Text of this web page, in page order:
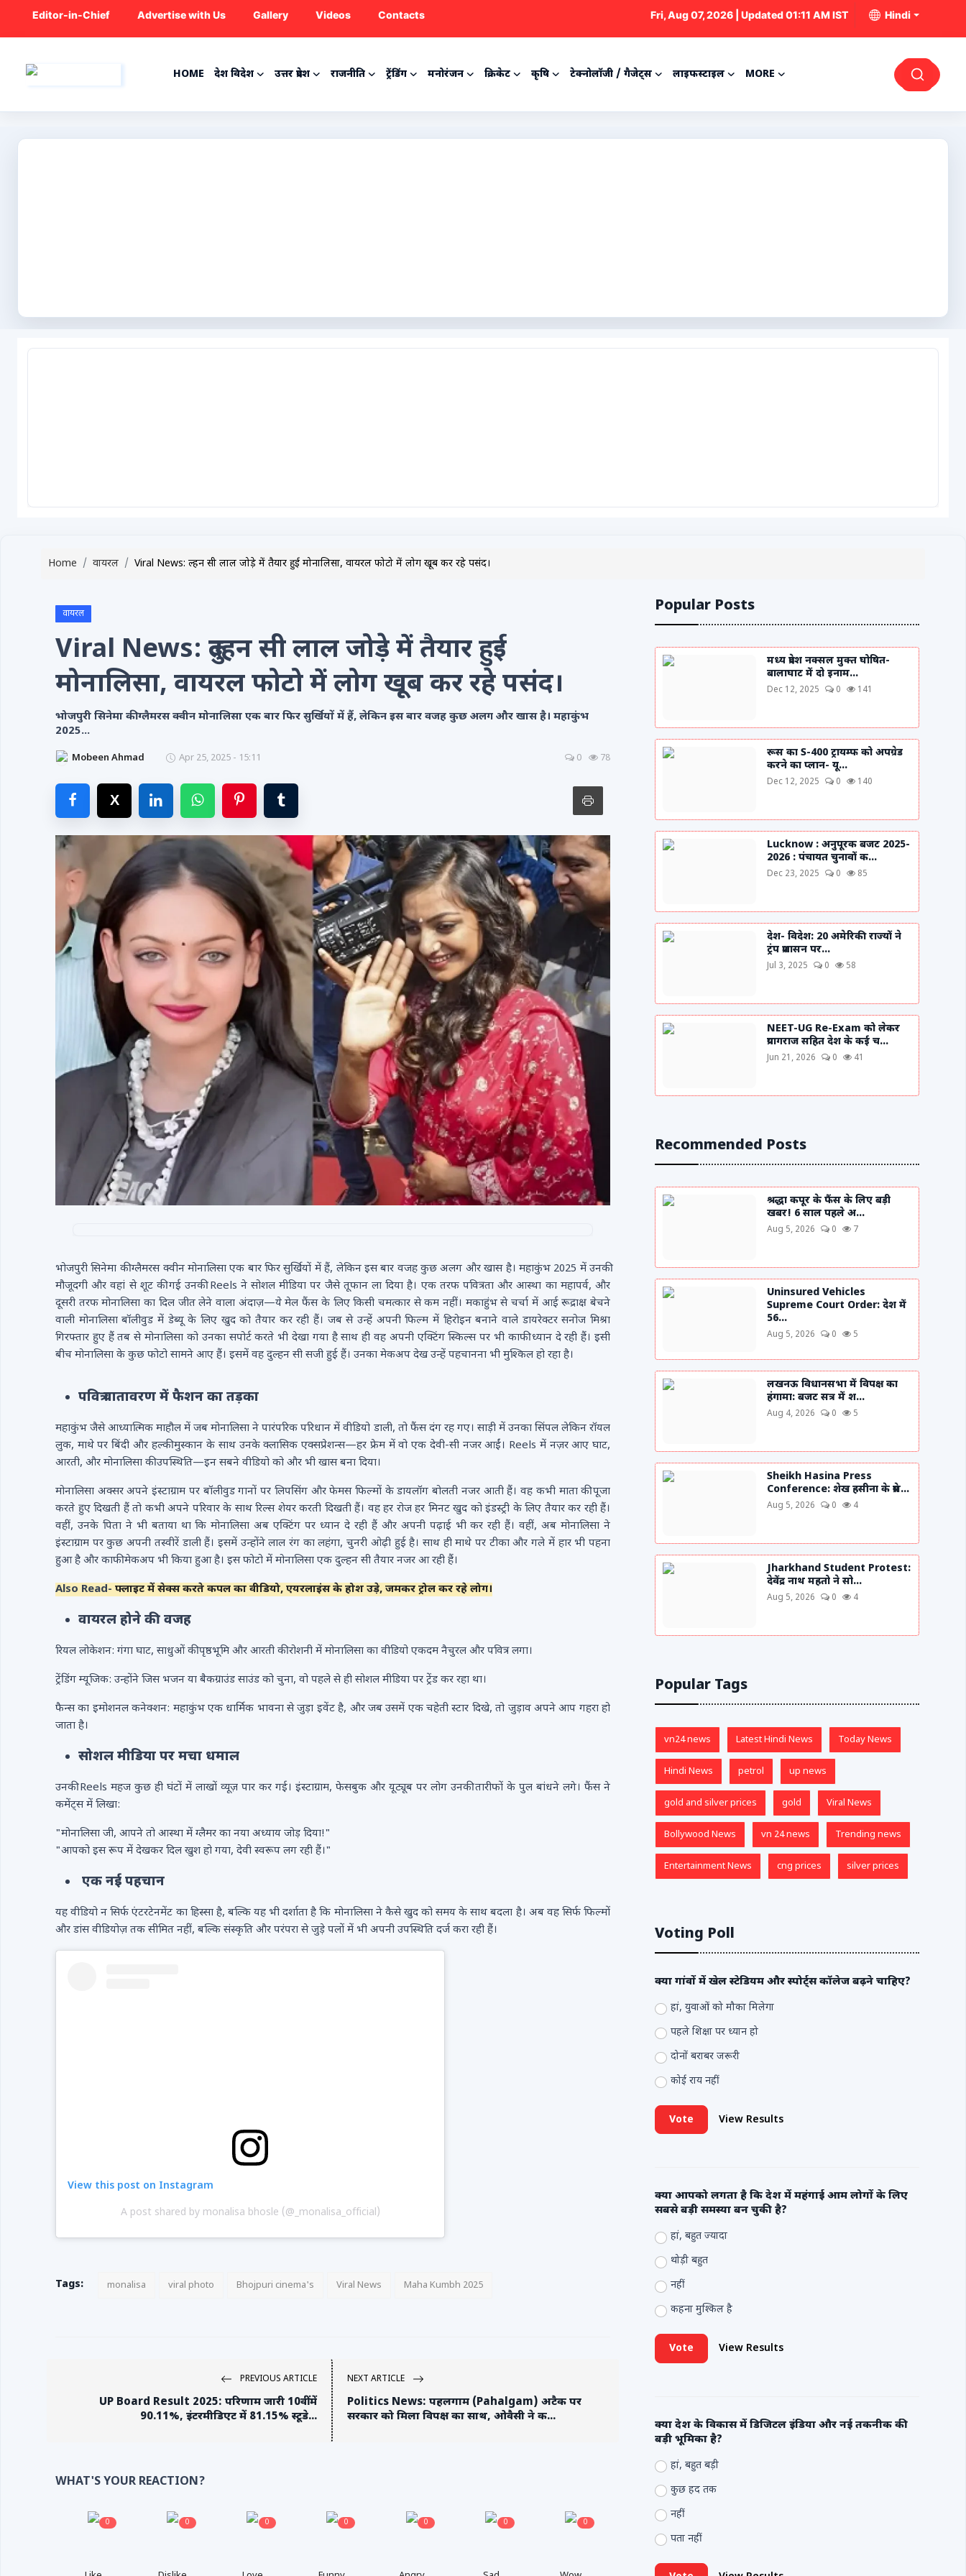
Editor-in-Chief Advertise with Us Gallery Videos Contacts Fri, Aug 07, 2026 | Updated 01:11 AM IST Hindi
HOME देश विदेश उत्तर प्रदेश राजनीति ट्रेंडिंग मनोरंजन क्रिकेट कृषि टेक्नोलॉजी / गैजेट्स लाइफस्टाइल MORE
Advertise with Us
Videos
Contacts
Home वायरल Viral News: दुल्हन सी लाल जोड़े में तैयार हुई मोनालिसा, वायरल फोटो में लोग खूब कर रहे पसंद।
वायरल
Viral News: दुल्हन सी लाल जोड़े में तैयार हुई
मोनालिसा, वायरल फोटो में लोग खूब कर रहे पसंद।
भोजपुरी सिनेमा की ग्लैमरस क्वीन मोनालिसा एक बार फिर सुर्खियों में हैं, लेकिन इस बार वजह कुछ अलग और खास है। महाकुंभ
2025...
Mobeen Ahmad Apr 25, 2025 - 15:11 0 78
भोजपुरी सिनेमा की ग्लैमरस क्वीन मोनालिसा एक बार फिर सुर्खियों में हैं, लेकिन इस बार वजह कुछ अलग और खास है। महाकुंभ 2025 में उनकी
मौजूदगी और वहां से शूट की गई उनकी Reels ने सोशल मीडिया पर जैसे तूफान ला दिया है। एक तरफ पवित्रता और आस्था का महापर्व, और
दूसरी तरफ मोनालिसा का दिल जीत लेने वाला अंदाज़—ये मेल फैंस के लिए किसी चमत्कार से कम नहीं। मकाहुंभ से चर्चा में आई रूद्राक्ष बेचने
वाली मोनालिसा बॉलीवुड में डेब्यू के लिए खुद को तैयार कर रही हैं। जब से उन्हें अपनी फिल्म में हिरोइन बनाने वाले डायरेक्टर सनोज मिश्रा
गिरफ्तार हुए हैं तब से मोनालिसा को उनका सपोर्ट करते भी देखा गया है साथ ही वह अपनी एक्टिंग स्किल्स पर भी काफी ध्यान दे रही हैं। इसी
बीच मोनालिसा के कुछ फोटो सामने आए हैं। इसमें वह दुल्हन सी सजी हुई हैं। उनका मेकअप देख उन्हें पहचानना भी मुश्किल हो रहा है।
पवित्र वातावरण में फैशन का तड़का
महाकुंभ जैसे आध्यात्मिक माहौल में जब मोनालिसा ने पारंपरिक परिधान में वीडियो डाली, तो फैंस दंग रह गए। साड़ी में उनका सिंपल लेकिन रॉयल
लुक, माथे पर बिंदी और हल्की मुस्कान के साथ उनके क्लासिक एक्सप्रेशन्स—हर फ्रेम में वो एक देवी-सी नजर आईं। Reels में नज़र आए घाट,
आरती, और मोनालिसा की उपस्थिति—इन सबने वीडियो को और भी खास बना दिया।
मोनालिसा अक्सर अपने इंस्टाग्राम पर बॉलीवुड गानों पर लिपसिंग और फेमस फिल्मों के डायलॉग बोलती नजर आती हैं। वह कभी माता की पूजा
करते हुए दिखती हैं तो कभी अपने परिवार के साथ रिल्स शेयर करती दिखती हैं। वह हर रोज हर मिनट खुद को इंडस्ट्री के लिए तैयार कर रही हैं।
वहीं, उनके पिता ने भी बताया था कि मोनालिसा अब एक्टिंग पर ध्यान दे रही हैं और अपनी पढ़ाई भी कर रही हैं। वहीं, अब मोनालिसा ने
इंस्टाग्राम पर कुछ अपनी तस्वीरें डाली हैं। इसमें उन्होंने लाल रंग का लहंगा, चुनरी ओढ़ी हुई है। साथ ही माथे पर टीका और गले में हार भी पहना
हुआ है और काफी मेकअप भी किया हुआ है। इस फोटो में मोनालिसा एक दुल्हन सी तैयार नजर आ रही हैं।
Also Read- फ्लाइट में सेक्स करते कपल का वीडियो, एयरलाइंस के होश उड़े, जमकर ट्रोल कर रहे लोग।
वायरल होने की वजह
रियल लोकेशन: गंगा घाट, साधुओं की पृष्ठभूमि और आरती की रोशनी में मोनालिसा का वीडियो एकदम नैचुरल और पवित्र लगा।
ट्रेंडिंग म्यूजिक: उन्होंने जिस भजन या बैकग्राउंड साउंड को चुना, वो पहले से ही सोशल मीडिया पर ट्रेंड कर रहा था।
फैन्स का इमोशनल कनेक्शन: महाकुंभ एक धार्मिक भावना से जुड़ा इवेंट है, और जब उसमें एक चहेती स्टार दिखे, तो जुड़ाव अपने आप गहरा हो
जाता है।
सोशल मीडिया पर मचा धमाल
उनकी Reels महज कुछ ही घंटों में लाखों व्यूज़ पार कर गई। इंस्टाग्राम, फेसबुक और यूट्यूब पर लोग उनकी तारीफों के पुल बांधने लगे। फैंस ने
कमेंट्स में लिखा:
"मोनालिसा जी, आपने तो आस्था में ग्लैमर का नया अध्याय जोड़ दिया!"
"आपको इस रूप में देखकर दिल खुश हो गया, देवी स्वरूप लग रही हैं।"
एक नई पहचान
यह वीडियो न सिर्फ एंटरटेनमेंट का हिस्सा है, बल्कि यह भी दर्शाता है कि मोनालिसा ने कैसे खुद को समय के साथ बदला है। अब वह सिर्फ फिल्मों
और डांस वीडियोज़ तक सीमित नहीं, बल्कि संस्कृति और परंपरा से जुड़े पलों में भी अपनी उपस्थिति दर्ज करा रही हैं।
View this post on Instagram
A post shared by monalisa bhosle (@_monalisa_official)
Tags: monalisa viral photo Bhojpuri cinema's Viral News Maha Kumbh 2025
PREVIOUS ARTICLE
UP Board Result 2025: परिणाम जारी 10वीं में
90.11%, इंटरमीडिएट में 81.15% स्टूडे...
NEXT ARTICLE
Politics News: पहलगाम (Pahalgam) अटैक पर
सरकार को मिला विपक्ष का साथ, ओवैसी ने क...
WHAT'S YOUR REACTION?
0 0 0 0 0 0 0
Popular Posts
मध्य प्रदेश नक्सल मुक्त घोषित-
बालाघाट में दो इनाम...
Dec 12, 2025 0 141
रूस का S-400 ट्रायम्फ को अपग्रेड
करने का प्लान- यू...
Dec 12, 2025 0 140
Lucknow : अनुपूरक बजट 2025-
2026 : पंचायत चुनावों क...
Dec 23, 2025 0 85
देश- विदेश: 20 अमेरिकी राज्यों ने
ट्रंप प्रशासन पर...
Jul 3, 2025 0 58
NEET-UG Re-Exam को लेकर
प्रयागराज सहित देश के कई च...
Jun 21, 2026 0 41
Recommended Posts
श्रद्धा कपूर के फैंस के लिए बड़ी
खबर! 6 साल पहले अ...
Aug 5, 2026 0 7
Uninsured Vehicles
Supreme Court Order: देश में
56...
Aug 5, 2026 0 5
लखनऊ विधानसभा में विपक्ष का
हंगामा: बजट सत्र में श...
Aug 4, 2026 0 5
Sheikh Hasina Press
Conference: शेख हसीना के प्रेस...
Aug 5, 2026 0 4
Jharkhand Student Protest:
देवेंद्र नाथ महतो ने सो...
Aug 5, 2026 0 4
Popular Tags
vn24 news Latest Hindi News Today News
Hindi News petrol up news
gold and silver prices gold Viral News
Bollywood News vn 24 news Trending news
Entertainment News cng prices silver prices
Voting Poll
क्या गांवों में खेल स्टेडियम और स्पोर्ट्स कॉलेज बढ़ने चाहिए?
हां, युवाओं को मौका मिलेगा
पहले शिक्षा पर ध्यान हो
दोनों बराबर जरूरी
कोई राय नहीं
Vote View Results
क्या आपको लगता है कि देश में महंगाई आम लोगों के लिए
सबसे बड़ी समस्या बन चुकी है?
हां, बहुत ज्यादा
थोड़ी बहुत
नहीं
कहना मुश्किल है
Vote View Results
क्या देश के विकास में डिजिटल इंडिया और नई तकनीक की
बड़ी भूमिका है?
हां, बहुत बड़ी
कुछ हद तक
नहीं
पता नहीं